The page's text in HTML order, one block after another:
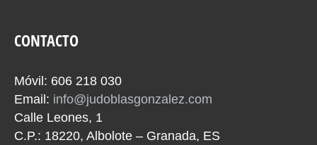
CONTACTO
Móvil: 606 218 030
Email: info@judoblasgonzalez.com
Calle Leones, 1
C.P.: 18220, Albolote – Granada, ES